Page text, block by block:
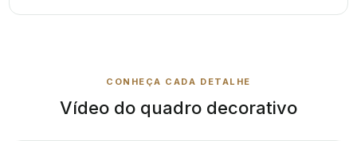
CONHEÇA CADA DETALHE
Vídeo do quadro decorativo